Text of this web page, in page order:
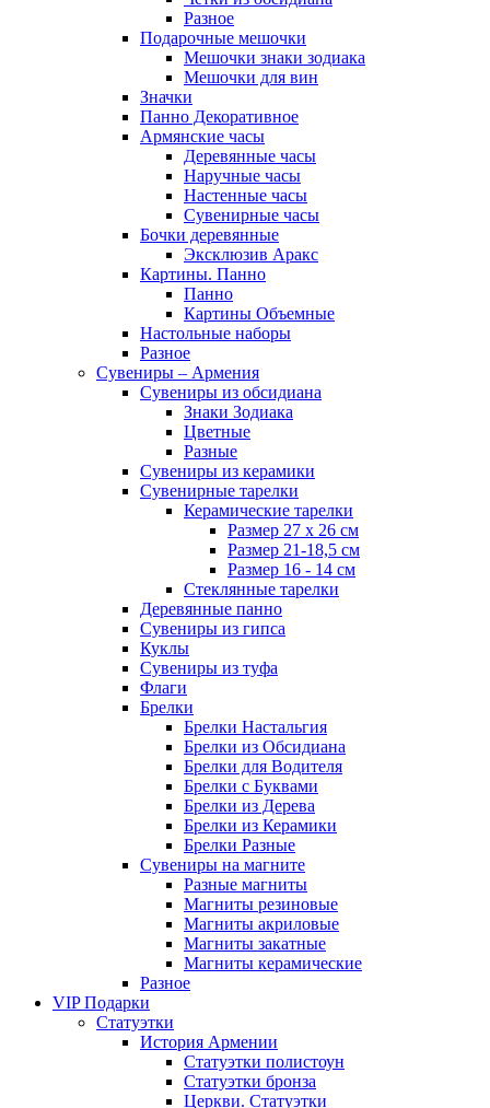
Разное
Подарочные мешочки
Мешочки знаки зодиака
Мешочки для вин
Значки
Панно Декоративное
Армянские часы
Деревянные часы
Наручные часы
Настенные часы
Сувенирные часы
Бочки деревянные
Эксклюзив Аракс
Картины. Панно
Панно
Картины Объемные
Настольные наборы
Разное
Сувениры – Армения
Сувениры из обсидиана
Знаки Зодиака
Цветные
Разные
Сувениры из керамики
Сувенирные тарелки
Керамические тарелки
Размер 27 х 26 см
Размер 21-18,5 см
Размер 16 - 14 см
Стеклянные тарелки
Деревянные панно
Сувениры из гипса
Куклы
Сувениры из туфа
Флаги
Брелки
Брелки Настальгия
Брелки из Обсидиана
Брелки для Водителя
Брелки с Буквами
Брелки из Дерева
Брелки из Керамики
Брелки Разные
Сувениры на магните
Разные магниты
Магниты резиновые
Магниты акриловые
Магниты закатные
Магниты керамические
Разное
VIP Подарки
Статуэтки
История Армении
Статуэтки полистоун
Статуэтки бронза
Церкви. Статуэтки